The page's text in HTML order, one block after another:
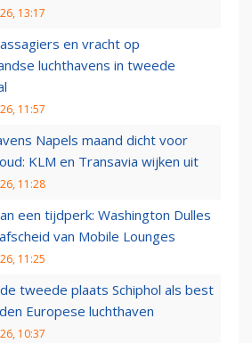
13:17
en vracht op
luchthavens in tweede
11:57
Napels maand dicht voor
KLM en Transavia wijken uit
11:28
een tijdperk: Washington Dulles
van Mobile Lounges
11:25
tweede plaats Schiphol als best
Europese luchthaven
10:37